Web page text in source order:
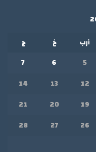
أرب خ
ج
5
6
7
12
13
14
19
20
21
26
27
28